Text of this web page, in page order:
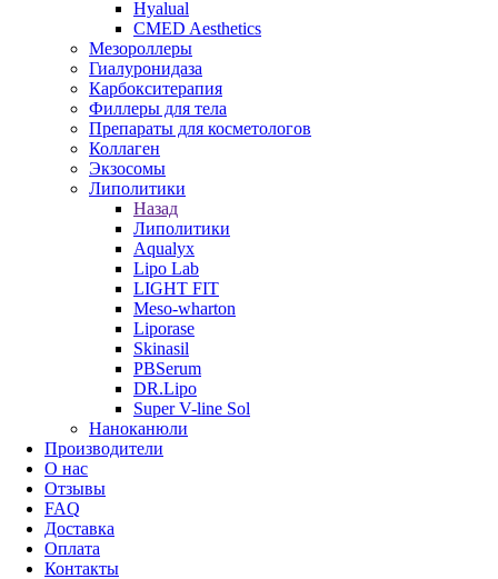
Hyalual
CMED Aesthetics
Мезороллеры
Гиалуронидаза
Карбокситерапия
Филлеры для тела
Препараты для косметологов
Коллаген
Экзосомы
Липолитики
Назад
Липолитики
Aqualyx
Lipo Lab
LIGHT FIT
Meso-wharton
Liporase
Skinasil
PBSerum
DR.Lipo
Super V-line Sol
Наноканюли
Производители
О нас
Отзывы
FAQ
Доставка
Оплата
Контакты